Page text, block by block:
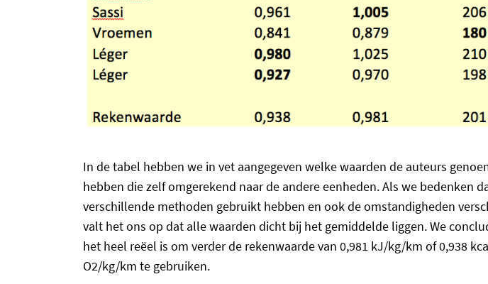
In de tabel hebben we in vet aangegeven welke waarden de auteurs
hebben die zelf omgerekend naar de andere eenheden. Als we bedenken
verschillende methoden gebruikt hebben en ook de omstandigheden
valt het ons op dat alle waarden dicht bij het gemiddelde liggen. We
het heel reëel is om verder de rekenwaarde van 0,981 kJ/kg/km of 0,938
O2/kg/km te gebruiken.